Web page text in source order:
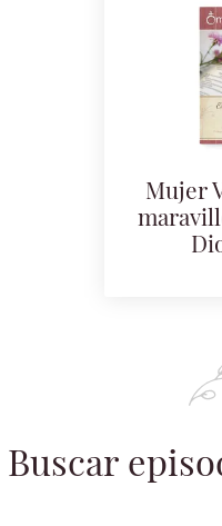
Mujer
Buscar